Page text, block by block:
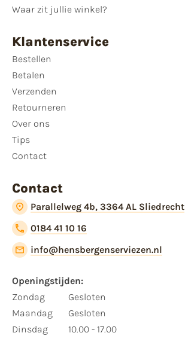
Waar zit jullie winkel?
Klantenservice
Bestellen
Betalen
Verzenden
Retourneren
Over ons
Tips
Contact
Contact
Parallelweg 4b, 3364 AL Sliedrecht
0184 41 10 16
info@hensbergenserviezen.nl
Openingstijden:
Zondag
Maandag
Dinsdag
Gesloten
Gesloten
10.00 - 17.00